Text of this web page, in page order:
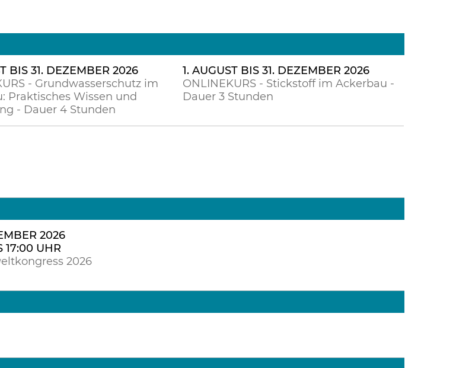
BIS 31. DEZEMBER 2026
- Grundwasserschutz im
Praktisches Wissen und
- Dauer 4 Stunden
1. AUGUST BIS 31. DEZEMBER 2026
ONLINEKURS - Stickstoff im Ackerbau -
Dauer 3 Stunden
2026
17:00 UHR
2026